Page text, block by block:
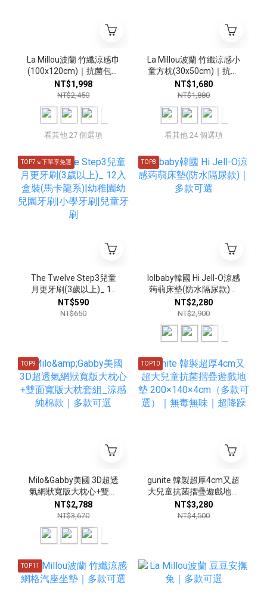
La Millou波蘭 竹纖涼感巾
(100x120cm)｜抗菌包巾
｜多款可選
NT$1,998
NT$2,450
看其他 27 個選項
La Millou波蘭 竹纖涼感小
童方枕(30x50cm)｜抗菌
枕｜多款可選
NT$1,680
NT$1,880
看其他 24 個選項
TOP7↘下單享免運
The Twelve Step3兒童
月更牙刷(3歲以上)_ 12
入盒裝(馬卡龍系)|幼稚園
幼兒園牙刷|小學牙刷|兒
NT$590
NT$650
TOP8
lolbaby韓國 Hi Jell-O涼感
蒟蒻床墊(防水隔尿款)｜
多款可選
NT$2,280
NT$2,900
TOP9
Milo&Gabby美國 3D超透
氣網狀寬版大枕心+雙面
寬版大枕套組_涼感純棉
款｜多款可選
NT$2,788
NT$3,670
TOP10
gunite 韓製超厚4cm又超
大兒童抗菌摺疊遊戲地墊
200×140×4cm（多款可
選）｜無毒無味｜超降躁
NT$3,280
NT$4,500
TOP11